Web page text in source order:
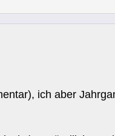
ich aber